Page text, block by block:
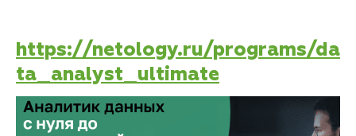
https://netology.ru/programs/da
ta_analyst_ultimate